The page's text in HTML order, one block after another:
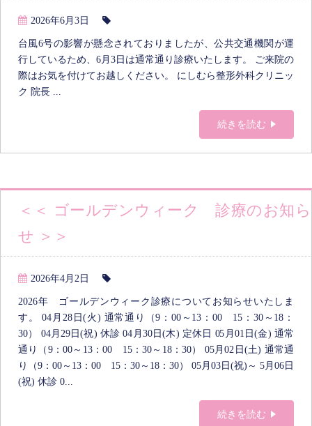
2026年6月3日
台風6号の影響が懸念されておりましたが、公共交通機関が運
行しているため、6月3日は通常通り診療いたします。 ご来院の
際はお気を付けてお越しください。 にしむら整形外科クリニッ
ク 院長 ...
続きを読む
＜＜ ゴールデンウィーク 診療のお知ら
せ ＞＞
2026年4月2日
2026年 ゴールデンウィーク診療についてお知らせいたしま
す。 04月28日(火) 通常通り（9：00～13：00 15：30～18：
30） 04月29日(祝) 休診 04月30日(木) 定休日 05月01日(金) 通常
通り（9：00～13：00 15：30～18：30） 05月02日(土) 通常通
り（9：00～13：00 15：30～18：30） 05月03日(祝)～ 5月06日
(祝) 休診 0...
続きを読む